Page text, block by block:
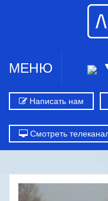
МЕНЮ
Написать нам
Смотреть